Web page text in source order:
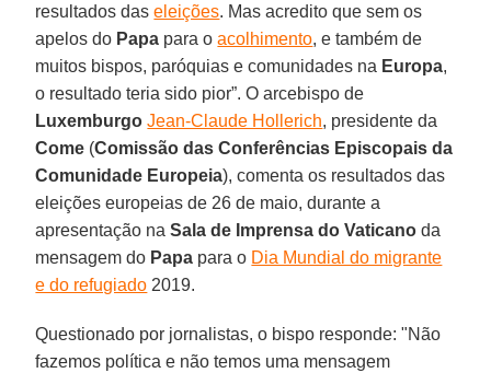
resultados daseleições. Mas acredito que sem os
apelos do Papa para oacolhimento, e também de
muitos bispos, paróquias e comunidades na Europa,
o resultado teria sido pior”. O arcebispo de
Luxemburgo Jean-Claude Hollerich, presidente da
Come (Comissão das Conferências Episcopais da
Comunidade Europeia), comenta os resultados das
eleições europeias de 26 de maio, durante a
apresentação naSala de Imprensa do Vaticano da
mensagem do Papa para o Dia Mundial do migrante
e do refugiado 2019.
Questionado por jornalistas, o bispo responde: "Não
fazemos política e não temos uma mensagem